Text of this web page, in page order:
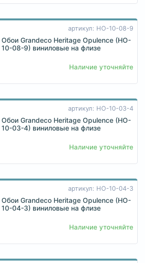
артикул: HO-10-08-9
Обои Grandeco Heritage Opulence (HO-
10-08-9) виниловые на флизе
Наличие уточняйте
артикул: HO-10-03-4
Обои Grandeco Heritage Opulence (HO-
10-03-4) виниловые на флизе
Наличие уточняйте
артикул: HO-10-04-3
Обои Grandeco Heritage Opulence (HO-
10-04-3) виниловые на флизе
Наличие уточняйте